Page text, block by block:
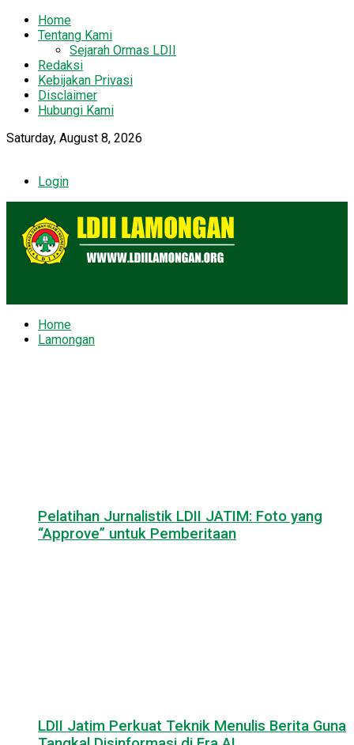
Home
Tentang Kami
Sejarah Ormas LDII
Redaksi
Kebijakan Privasi
Disclaimer
Hubungi Kami
Saturday, August 8, 2026
Login
Home
Lamongan
Pelatihan Jurnalistik LDII JATIM: Foto yang
“Approve” untuk Pemberitaan
LDII Jatim Perkuat Teknik Menulis Berita Guna